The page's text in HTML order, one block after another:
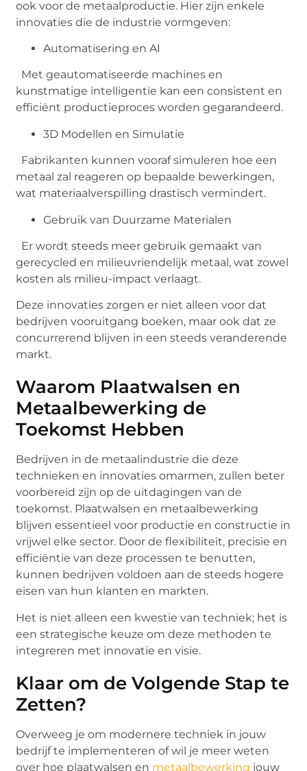
ook voor de metaalproductie. Hier zijn enkele
innovaties die de industrie vormgeven:
Automatisering en AI
Met geautomatiseerde machines en
kunstmatige intelligentie kan een consistent en
efficiënt productieproces worden gegarandeerd.
3D Modellen en Simulatie
Fabrikanten kunnen vooraf simuleren hoe een
metaal zal reageren op bepaalde bewerkingen,
wat materiaalverspilling drastisch vermindert.
Gebruik van Duurzame Materialen
Er wordt steeds meer gebruik gemaakt van
gerecycled en milieuvriendelijk metaal, wat zowel
kosten als milieu-impact verlaagt.
Deze innovaties zorgen er niet alleen voor dat
bedrijven vooruitgang boeken, maar ook dat ze
concurrerend blijven in een steeds veranderende
markt.
Waarom Plaatwalsen en
Metaalbewerking de
Toekomst Hebben
Bedrijven in de metaalindustrie die deze
technieken en innovaties omarmen, zullen beter
voorbereid zijn op de uitdagingen van de
toekomst. Plaatwalsen en metaalbewerking
blijven essentieel voor productie en constructie in
vrijwel elke sector. Door de flexibiliteit, precisie en
efficiëntie van deze processen te benutten,
kunnen bedrijven voldoen aan de steeds hogere
eisen van hun klanten en markten.
Het is niet alleen een kwestie van techniek; het is
een strategische keuze om deze methoden te
integreren met innovatie en visie.
Klaar om de Volgende Stap te
Zetten?
Overweeg je om modernere techniek in jouw
bedrijf te implementeren of wil je meer weten
over hoe plaatwalsen en metaalbewerking jouw